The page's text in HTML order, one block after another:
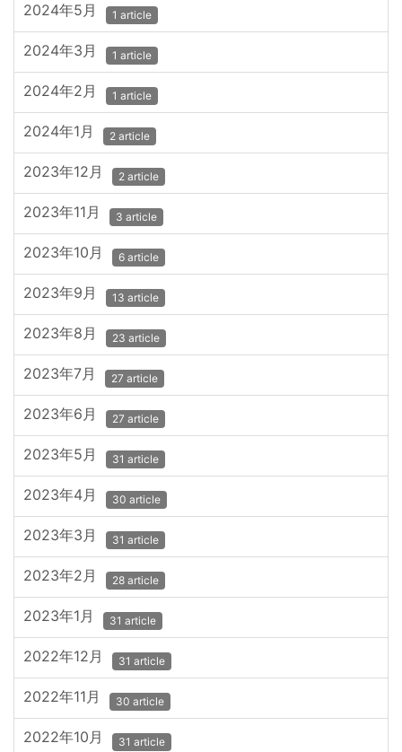
2024年5月 1 article
2024年3月 1 article
2024年2月 1 article
2024年1月 2 article
2023年12月 2 article
2023年11月 3 article
2023年10月 6 article
2023年9月 13 article
2023年8月 23 article
2023年7月 27 article
2023年6月 27 article
2023年5月 31 article
2023年4月 30 article
2023年3月 31 article
2023年2月 28 article
2023年1月 31 article
2022年12月 31 article
2022年11月 30 article
2022年10月 31 article